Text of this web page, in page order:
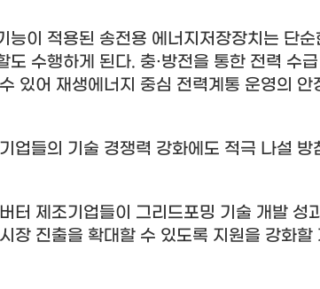
능이 적용된 송전용 에너지저장장치는 단
도 수행하게 된다. 충·방전을 통한 전력 수
있어 재생에너지 중심 전력계통 운영의
업들의 기술 경쟁력 강화에도 적극 나설 방
터 제조기업들이 그리드포밍 기술 개발
장 진출을 확대할 수 있도록 지원을 강화할